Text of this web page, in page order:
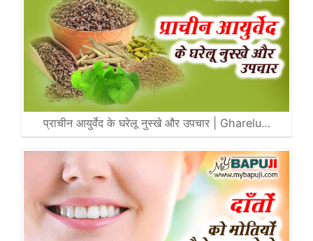
प्राचीन आयुर्वेद के घरेलू नुस्खे और उपचार | Gharelu…